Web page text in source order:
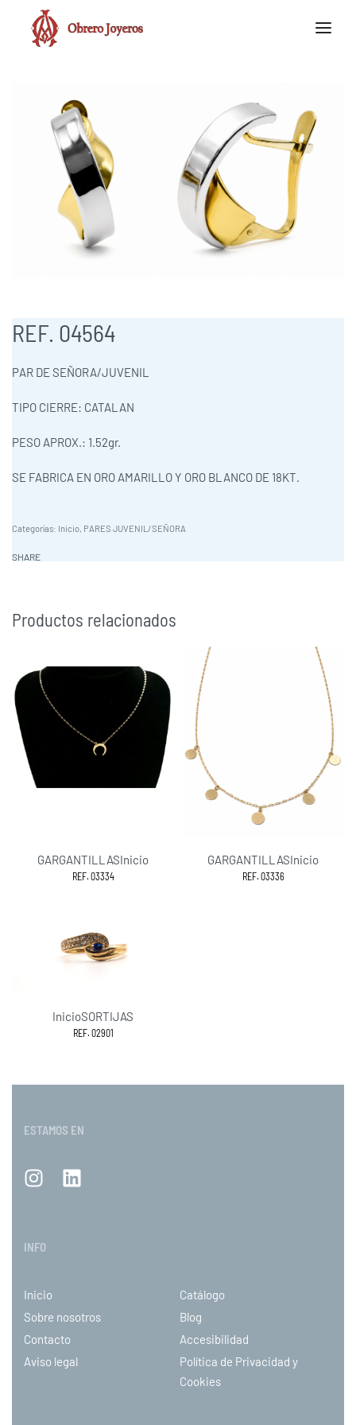
REF. 04564
PAR DE SEÑORA/JUVENIL
TIPO CIERRE: CATALAN
PESO APROX.: 1.52gr.
SE FABRICA EN ORO AMARILLO Y ORO BLANCO DE 18KT.
Categorías: Inicio PARES JUVENIL/SEÑORA
SHARE
Productos relacionados
GARGANTILLASInicio
REF. 03334
GARGANTILLASInicio
REF. 03336
InicioSORTIJAS
REF. 02901
ESTAMOS EN
INFO
Inicio
Catálogo
Sobre nosotros
Blog
Contacto
Accesibilidad
Aviso legal
Política de Privacidad y
Cookies